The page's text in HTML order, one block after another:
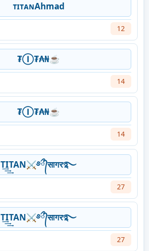
ᴛɪᴛᴀɴAhmad
12
₮Ⓘ₮₳₦☕
14
₮Ⓘ₮₳₦☕
14
T͢͢͢ITAN⚔࿔᭄ྀसागर࿐
27
T͢͢͢ITAN⚔࿔᭄ྀसागर࿐
27